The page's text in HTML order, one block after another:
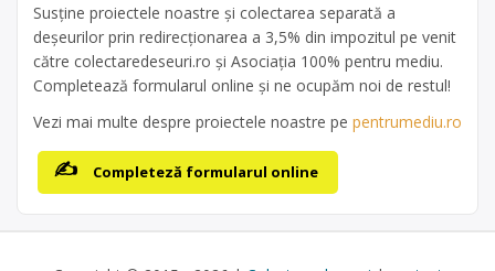
Susține proiectele noastre și colectarea separată a
deșeurilor prin redirecționarea a 3,5% din impozitul pe venit
către colectaredeseuri.ro și Asociația 100% pentru mediu.
Completează formularul online și ne ocupăm noi de restul!
Vezi mai multe despre proiectele noastre pe pentrumediu.ro
Completeză formularul online